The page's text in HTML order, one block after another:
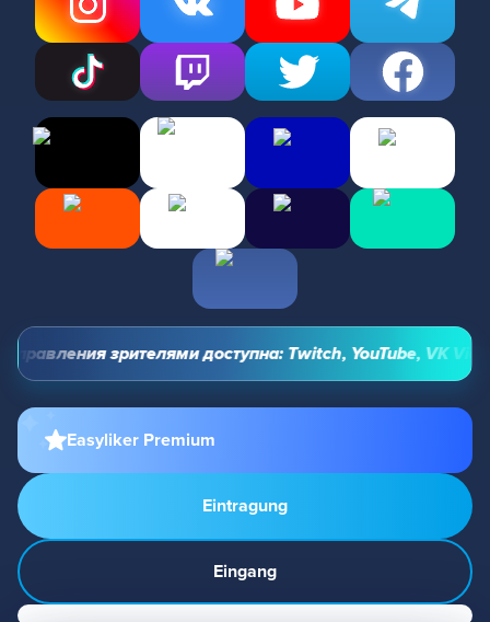
зрителями доступна: Twitch, YouTube, VK Video
Easyliker Premium
Eintragung
Eingang